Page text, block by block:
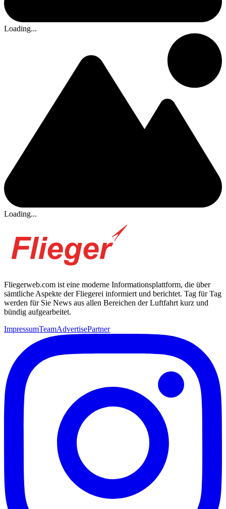
Loading...
Loading...
Fliegerweb.com ist eine moderne Informationsplattform, die über
sämtliche Aspekte der Fliegerei informiert und berichtet. Tag für Tag
werden für Sie News aus allen Bereichen der Luftfahrt kurz und
bündig aufgearbeitet.
ImpressumTeamAdvertisePartner